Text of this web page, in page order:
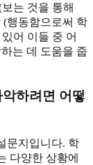
는 것을 통해
(행동함으로써 학
어 이들 중 어
는 데 도움을 줍
하려면 어떻
문지입니다. 학
다양한 상황에